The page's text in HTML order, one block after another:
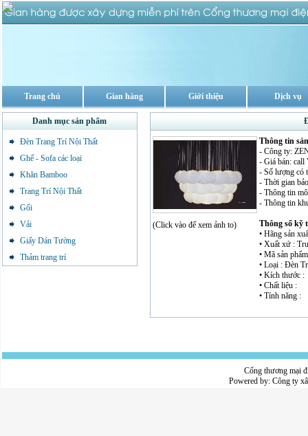
Trang chủ Gian hàng Giới thiệu Dịch vụ
Danh mục sản phẩm
Đèn Trang Trí Nội Thất
Ghế - Sofa các loại
Khăn Bamboo
Trang Trí Nội Thất
Gối
Vải
Giấy Dán Tường
Thảm trang trí
(Click vào để xem ảnh to)
Thông tin
- Công ty:
- Giá bán:
- Số lượng có
- Thời gian
- Thông tin
- Thông tin
Thông số kỹ
• Hãng sản
• Xuất xứ :
• Mã sản
• Loại : Đèn
• Kích thước :
• Chất liệu :
• Tính năng :
Cổng thương mại
Powered by: Công ty